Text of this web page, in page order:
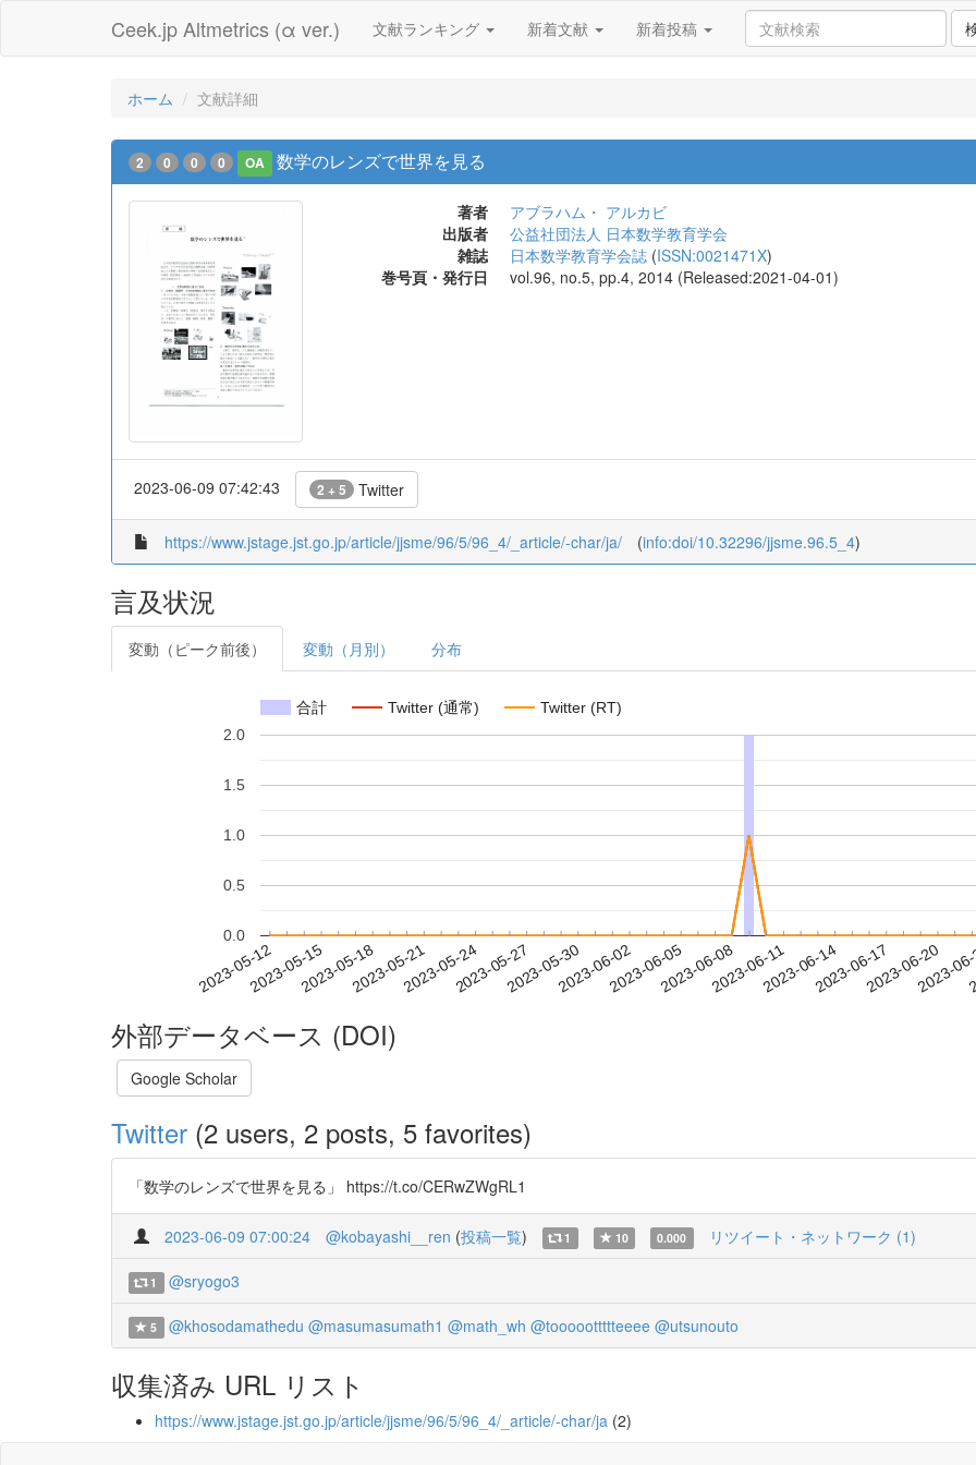
Ceek.jp Altmetrics (α ver.) 文献ランキング 新着文献 新着投稿
ホーム 文献詳細
2 0 0 0 OA 数学のレンズで世界を見る
著者
アブラハム・ アルカビ
出版者
公益社団法人 日本数学教育学会
雑誌
日本数学教育学会誌 (ISSN:0021471X)
巻号頁・発行日
vol.96, no.5, pp.4, 2014 (Released:2021-04-01)
2023-06-09 07:42:43 2 + 5 Twitter
https://www.jstage.jst.go.jp/article/jjsme/96/5/96_4/_article/-char/ja/ (info:doi/10.32296/jjsme.96.5_4)
言及状況
変動（ピーク前後） 変動（月別） 分布
合計 Twitter (通常) Twitter (RT)
2023-05-122023-05-152023-05-182023-05-212023-05-242023-05-272023-05-302023-06-022023-06-052023-06-082023-06-112023-06-142023-06-172023-06-20
2023-
0.0
0.5
1.0
1.5
2.0
外部データベース (DOI)
Google Scholar
Twitter (2 users, 2 posts, 5 favorites)
「数学のレンズで世界を見る」 https://t.co/CERwZWgRL1
2023-06-09 07:00:24 @kobayashi__ren (投稿一覧) 1 10 0.000 リツイート・ネットワーク (1)
1 @sryogo3
5 @khosodamathedu @masumasumath1 @math_wh @tooooottttteeee @utsunouto
収集済み URL リスト
https://www.jstage.jst.go.jp/article/jjsme/96/5/96_4/_article/-char/ja (2)